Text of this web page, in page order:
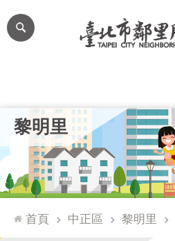
跳到主要內容區塊
網
站
台
通
黎明里
首頁 中正區 黎明里